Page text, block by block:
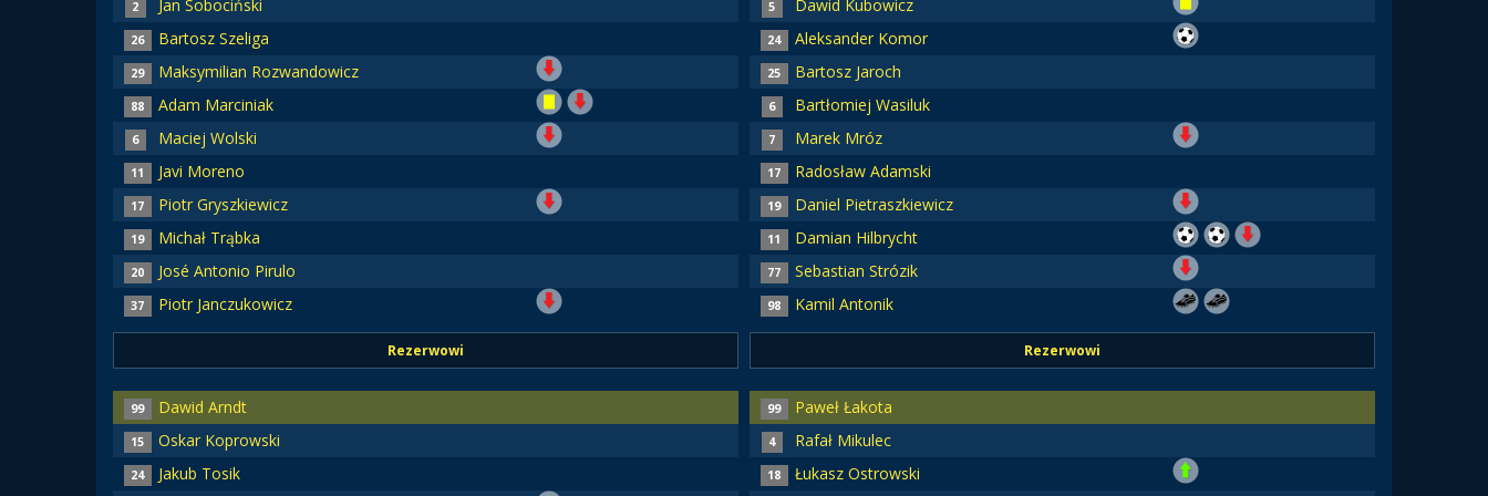
2 Jan Sobociński
26 Bartosz Szeliga
29 Maksymilian Rozwandowicz
88 Adam Marciniak
6 Maciej Wolski
11 Javi Moreno
17 Piotr Gryszkiewicz
19 Michał Trąbka
20 José Antonio Pirulo
37 Piotr Janczukowicz
Rezerwowi
99 Dawid Arndt
15 Oskar Koprowski
24 Jakub Tosik
5 Dawid Kubowicz
24 Aleksander Komor
25 Bartosz Jaroch
6 Bartłomiej Wasiluk
7 Marek Mróz
17 Radosław Adamski
19 Daniel Pietraszkiewicz
11 Damian Hilbrycht
77 Sebastian Strózik
98 Kamil Antonik
Rezerwowi
99 Paweł Łakota
4 Rafał Mikulec
18 Łukasz Ostrowski